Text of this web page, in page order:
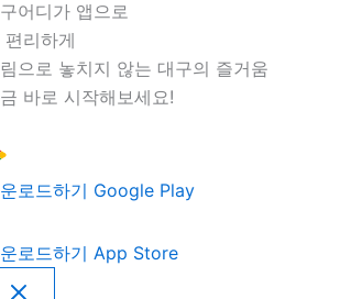
어디가 앱으로
편리하게
으로 놓치지 않는 대구의 즐거움
바로 시작해보세요!
로드하기 Google Play
로드하기 App Store